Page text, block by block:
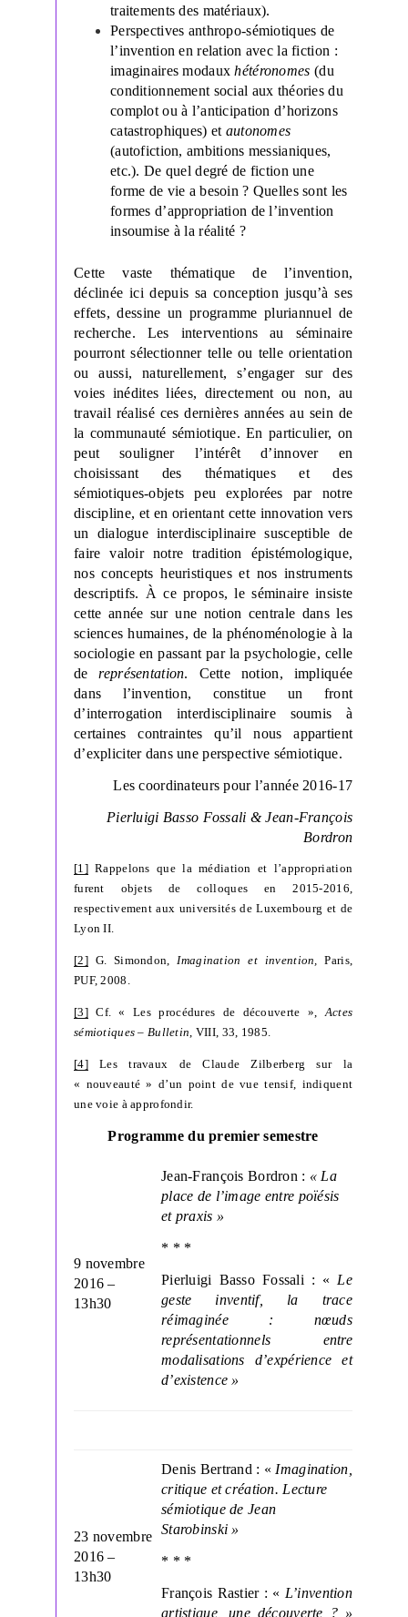
traitements des matériaux).
Perspectives anthropo-sémiotiques de
l’invention en relation avec la fiction :
imaginaires modauxhétéronomes (du
conditionnement social aux théories du
complot ou à l’anticipation d’horizons
catastrophiques) et autonomes
(autofiction, ambitions messianiques,
etc.). De quel degré de fiction une
forme de vie a besoin ? Quelles sont les
formes d’appropriation de l’invention
insoumise à la réalité ?
Cette vaste thématique de l’invention,
déclinée ici depuis sa conception jusqu’à ses
effets, dessine un programme pluriannuel de
recherche. Les interventions au séminaire
pourront sélectionner telle ou telle orientation
ou aussi, naturellement, s’engager sur des
voies inédites liées, directement ou non, au
travail réalisé ces dernières années au sein de
la communauté sémiotique. En particulier, on
peut souligner l’intérêt d’innover en
choisissant des thématiques et des
sémiotiques-objets peu explorées par notre
discipline, et en orientant cette innovation vers
un dialogue interdisciplinaire susceptible de
faire valoir notre tradition épistémologique,
nos concepts heuristiques et nos instruments
descriptifs. À ce propos, le séminaire insiste
cette année sur une notion centrale dans les
sciences humaines, de la phénoménologie à la
sociologie en passant par la psychologie, celle
dereprésentation. Cette notion, impliquée
dans l’invention, constitue un front
d’interrogation interdisciplinaire soumis à
certaines contraintes qu’il nous appartient
d’expliciter dans une perspective sémiotique.
Les coordinateurs pour l’année 2016-17
Pierluigi Basso Fossali & Jean-François
Bordron
[1]Rappelons que la médiation et l’appropriation
furent objets de colloques en 2015-2016,
respectivement aux universités de Luxembourg et de
Lyon II.
[2]G. Simondon,Imagination et invention,Paris,
PUF, 2008.
[3]Cf. « Les procédures de découverte », Actes
sémiotiques – Bulletin , VIII, 33, 1985.
[4]Les travaux de Claude Zilberberg sur la
« nouveauté » d’un point de vue tensif, indiquent
une voie à approfondir.
Programme du premier semestre
9 novembre
2016 –
13h30
Jean-François Bordron : « La
place de l’image entre poïésis
et praxis »
* * *
Pierluigi Basso Fossali : « Le
geste inventif, la trace
réimaginée : nœuds
représentationnels entre
modalisations d’expérience et
d’existence »
23 novembre
2016 –
13h30
Denis Bertrand : « Imagination,
critique et création. Lecture
sémiotique de Jean
Starobinski »
* * *
François Rastier : « L’invention
artistique, une découverte ? »